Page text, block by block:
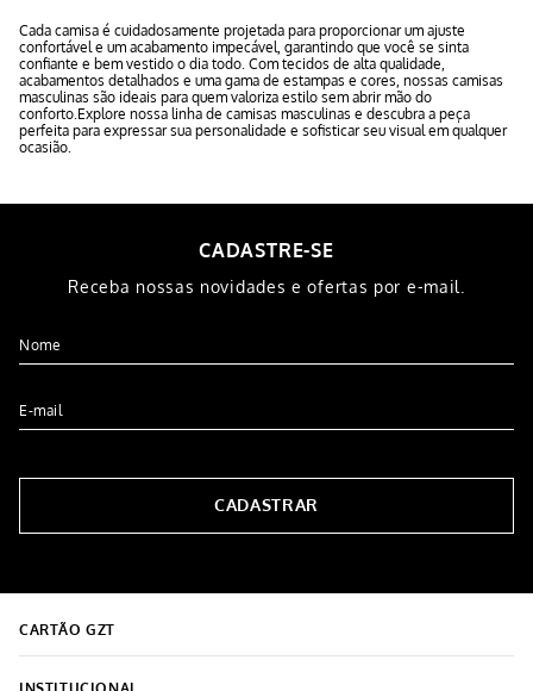
Cada camisa é cuidadosamente projetada para proporcionar um ajuste
confortável e um acabamento impecável, garantindo que você se sinta
confiante e bem vestido o dia todo. Com tecidos de alta qualidade,
acabamentos detalhados e uma gama de estampas e cores, nossas camisas
masculinas são ideais para quem valoriza estilo sem abrir mão do
conforto.Explore nossa linha de camisas masculinas e descubra a peça
perfeita para expressar sua personalidade e sofisticar seu visual em qualquer
ocasião.
CADASTRE-SE
Receba nossas novidades e ofertas por e-mail.
CADASTRAR
CARTÃO GZT